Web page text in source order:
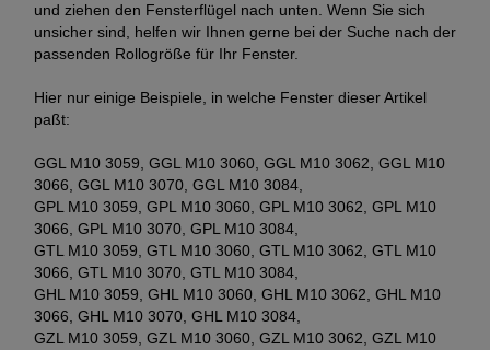
und ziehen den Fensterflügel nach unten. Wenn Sie sich
unsicher sind, helfen wir Ihnen gerne bei der Suche nach der
passenden Rollogröße für Ihr Fenster.
Hier nur einige Beispiele, in welche Fenster dieser Artikel
paßt:
GGL M10 3059, GGL M10 3060, GGL M10 3062, GGL M10
3066, GGL M10 3070, GGL M10 3084,
GPL M10 3059, GPL M10 3060, GPL M10 3062, GPL M10
3066, GPL M10 3070, GPL M10 3084,
GTL M10 3059, GTL M10 3060, GTL M10 3062, GTL M10
3066, GTL M10 3070, GTL M10 3084,
GHL M10 3059, GHL M10 3060, GHL M10 3062, GHL M10
3066, GHL M10 3070, GHL M10 3084,
GZL M10 3059, GZL M10 3060, GZL M10 3062, GZL M10